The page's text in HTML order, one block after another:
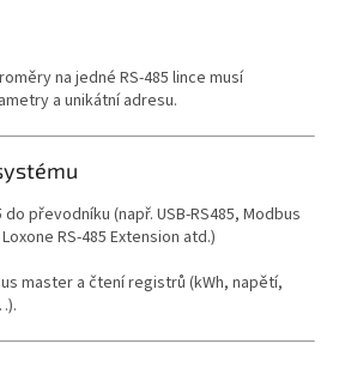
na jedné RS-485 lince musí
a unikátní adresu.
převodníku (např. USB-RS485, Modbus
RS-485 Extension atd.)
master a čtení registrů (kWh, napětí,